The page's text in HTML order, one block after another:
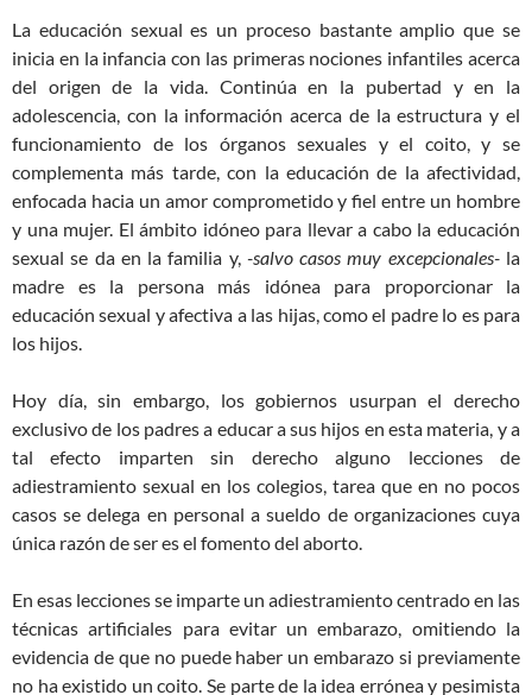
La educación sexual es un proceso bastante amplio que se
inicia en la infancia con las primeras nociones infantiles acerca
del origen de la vida. Continúa en la pubertad y en la
adolescencia, con la información acerca de la estructura y el
funcionamiento de los órganos sexuales y el coito, y se
complementa más tarde, con la educación de la afectividad,
enfocada hacia un amor comprometido y fiel entre un hombre
y una mujer. El ámbito idóneo para llevar a cabo la educación
sexual se da en la familia y, -salvo casos muy excepcionales-la
madre es la persona más idónea para proporcionar la
educación sexual y afectiva a las hijas, como el padre lo es para
los hijos.
Hoy día, sin embargo, los gobiernos usurpan el derecho
exclusivo de los padres a educar a sus hijos en esta materia, y a
tal efecto imparten sin derecho alguno lecciones de
adiestramiento sexual en los colegios, tarea que en no pocos
casos se delega en personal a sueldo de organizaciones cuya
única razón de ser es el fomento del aborto.
En esas lecciones se imparte un adiestramiento centrado en las
técnicas artificiales para evitar un embarazo, omitiendo la
evidencia de que no puede haber un embarazo si previamente
no ha existido un coito. Se parte de la idea errónea y pesimista